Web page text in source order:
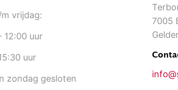
vrijdag:
12:00 uur
uur
zondag gesloten
7005